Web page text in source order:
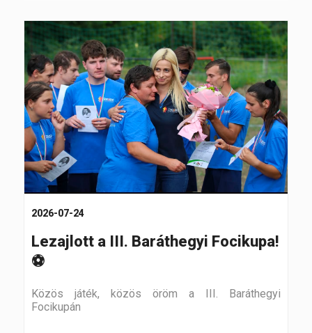
2026-07-24
Lezajlott a III. Baráthegyi Focikupa!
⚽️
Közös játék, közös öröm a III. Baráthegyi
Focikupán